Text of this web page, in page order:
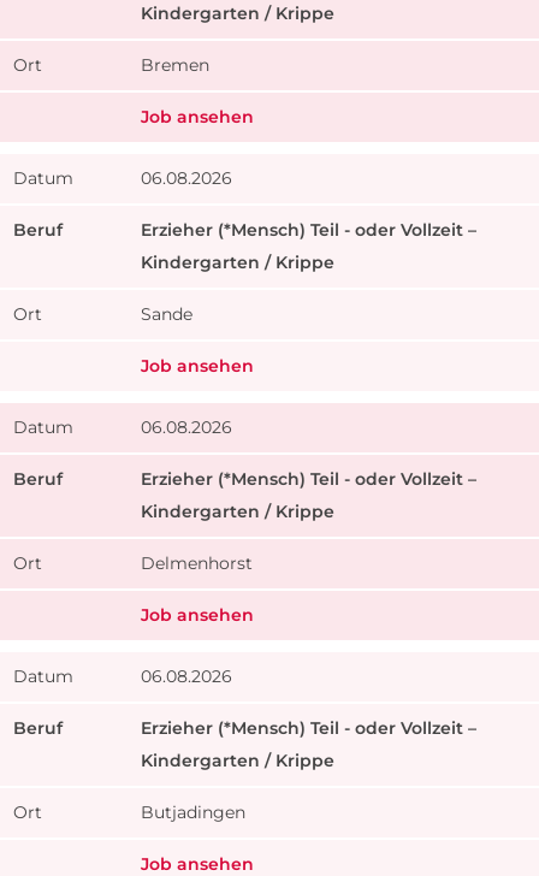
Kindergarten / Krippe
Bremen
Job ansehen
06.08.2026
Erzieher (*Mensch) Teil - oder Vollzeit –
Kindergarten / Krippe
Sande
Job ansehen
06.08.2026
Erzieher (*Mensch) Teil - oder Vollzeit –
Kindergarten / Krippe
Delmenhorst
Job ansehen
06.08.2026
Erzieher (*Mensch) Teil - oder Vollzeit –
Kindergarten / Krippe
Butjadingen
Job ansehen